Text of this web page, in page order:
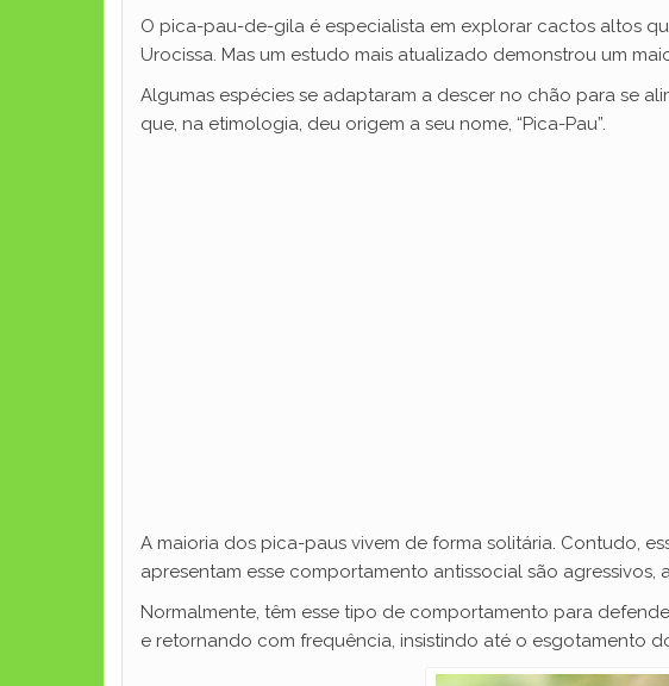
O pica-pau-de-gila é especialista em explorar cactos altos
Urocissa. Mas um estudo mais atualizado demonstrou um
Algumas espécies se adaptaram a descer no chão para se
que, na etimologia, deu origem a seu nome, “Pica-Pau”.
A maioria dos pica-paus vivem de forma solitária. Contudo,
apresentam esse comportamento antissocial são
Normalmente, têm esse tipo de comportamento para
e retornando com frequência, insistindo até o esgotamento